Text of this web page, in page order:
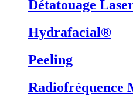
Détatouage
Hydrafacial®
Peeling
Radiofréquence